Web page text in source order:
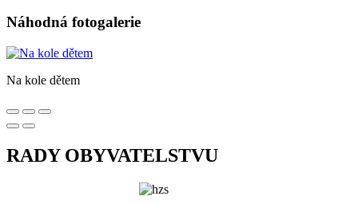
Náhodná fotogalerie
Na kole dětem
RADY OBYVATELSTVU